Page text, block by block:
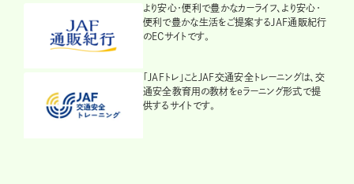
より安心・便利で豊かなカーライフ、より安心・
便利で豊かな生活をご提案するJAF通販紀行
のECサイトです。
「JAFトレ」ことJAF交通安全トレーニングは、交
通安全教育用の教材をeラーニング形式で提
供するサイトです。